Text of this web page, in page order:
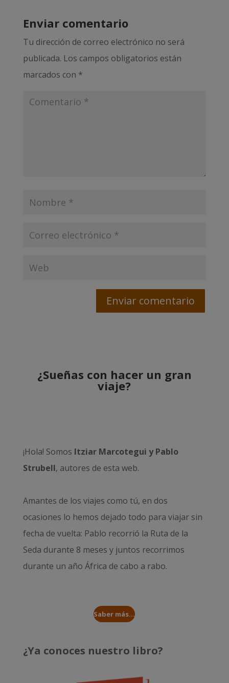
Enviar comentario
Tu dirección de correo electrónico no será
publicada. Los campos obligatorios están
marcados con *
¿Sueñas con hacer un gran
viaje?
¡Hola! Somos Itziar Marcotegui y Pablo
Strubell, autores de esta web.
Amantes de los viajes como tú, en dos
ocasiones lo hemos dejado todo para viajar sin
fecha de vuelta: Pablo recorrió la Ruta de la
Seda durante 8 meses y juntos recorrimos
durante un año África de cabo a rabo.
Saber más...
¿Ya conoces nuestro libro?